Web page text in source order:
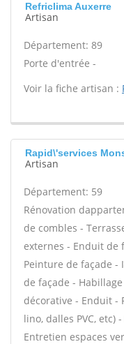
Refriclima Auxerre
Artisan
Département: 89
Porte d'entrée -
Voir la fiche artisan :
Rapid\'services
Artisan
Département: 59
Rénovation
de combles -
externes - Enduit de
Peinture de façade -
de façade -
décorative - Enduit -
lino, dalles PVC, etc)
Entretien espaces